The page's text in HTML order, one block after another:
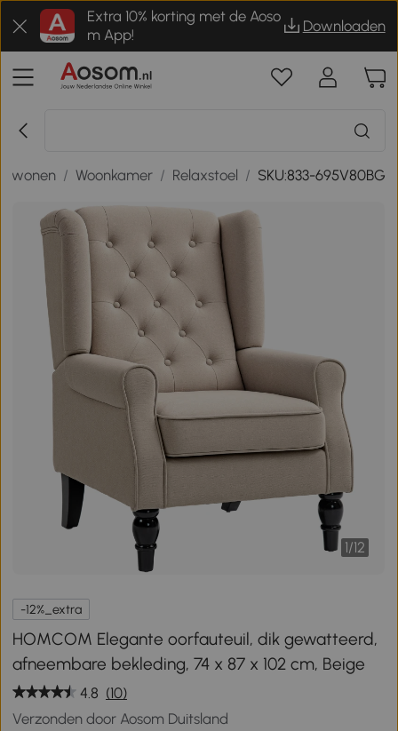
Extra 10% korting met de Aoso
m App!
Downloaden
wonen / Woonkamer / Relaxstoel / SKU:833-695V80BG
1/12
-12%_extra
HOMCOM Elegante oorfauteuil, dik gewatteerd,
afneembare bekleding, 74 x 87 x 102 cm, Beige
4.8 (10)
Verzonden door Aosom Duitsland